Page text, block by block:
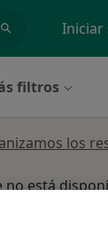
Iniciar
filtros
los
no está